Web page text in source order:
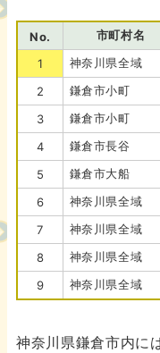
No. 市町村名
1
神奈川県全域
2
鎌倉市小町
3
鎌倉市小町
4
鎌倉市長谷
5
鎌倉市大船
6
神奈川県全域
7
神奈川県全域
8
神奈川県全域
9
神奈川県全域
神奈川県鎌倉市内に